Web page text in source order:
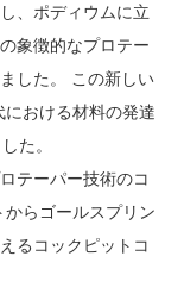
、ポディウムに立
象徴的なプロテー
した。 この新しい
における材料の発達
た。
テーパー技術のコ
からゴールスプリン
るコックピットコ